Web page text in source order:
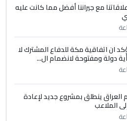
يرد على صدام حسين سل
كامل)
مع جيراننا أفضل مما كانت عليه
ان اتفاقية مكة للدفاع المشترك لا
دولة ومفتوحة لانضمام ال...
العراق ينطلق بمشروع جديد لإعادة
الملاعب